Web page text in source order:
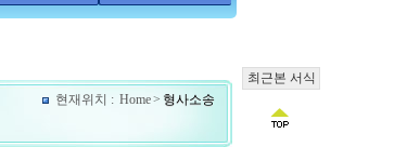
현재위치 : Home> 형사소송
최근본 서식